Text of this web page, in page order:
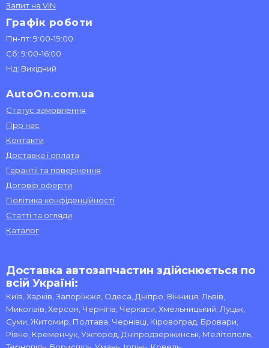
Запит на VIN
Графік роботи
Пн-пт: 9:00-19:00
Сб: 9:00-16:00
Нд: Вихідний
AutoOn.com.ua
Статус замовлення
Про нас
Контакти
Доставка і оплата
Гарантії та повернення
Договір оферти
Політика конфіденційності
Статті та огляди
Каталог
Доставка автозапчастин здійснюється по
всій Україні:
Київ, Харків, Запоріжжя, Одеса, Дніпро, Вінниця, Львів,
Миколаїв, Херсон, Чернігів, Черкаси, Хмельницький, Луцьк,
Суми, Житомир, Полтава, Чернівці, Кіровоград, Бровари,
Рівне, Кременчук, Ужгород, Дніпродзержинськ, Мелітополь,